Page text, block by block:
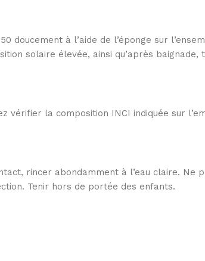
doucement à l’aide de l’éponge sur
solaire élevée, ainsi qu’après baignade,
vérifier la composition INCI indiquée sur
rincer abondamment à l’eau claire.
Tenir hors de portée des enfants.